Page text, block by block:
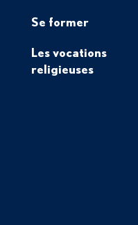
Se former
Les vocations
religieuses